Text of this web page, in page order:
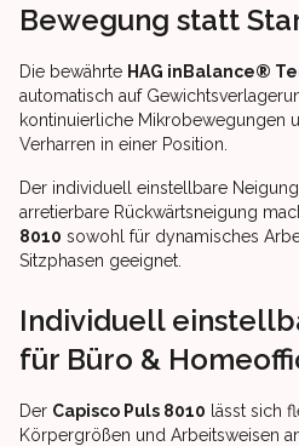
Bewegung statt
Die bewährte HAG inBalance®
automatisch auf
kontinuierliche Mikrobewegungen
Verharren in einer Position.
Der individuell einstellbare
arretierbare Rückwärtsneigung
8010 sowohl für dynamisches
Sitzphasen geeignet.
Individuell
für Büro &
Der Capisco Puls 8010 lässt sich
Körpergrößen und Arbeitsweisen